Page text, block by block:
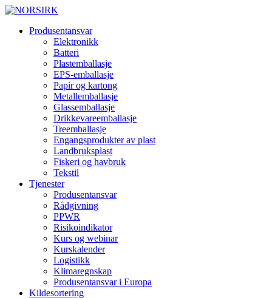
Produsentansvar
Elektronikk
Batteri
Plastemballasje
EPS-emballasje
Papir og kartong
Metallemballasje
Glassemballasje
Drikkevareemballasje
Treemballasje
Engangsprodukter av plast
Landbruksplast
Fiskeri og havbruk
Tekstil
Tjenester
Produsentansvar
Rådgivning
PPWR
Risikoindikator
Kurs og webinar
Kurskalender
Logistikk
Klimaregnskap
Produsentansvar i Europa
Kildesortering